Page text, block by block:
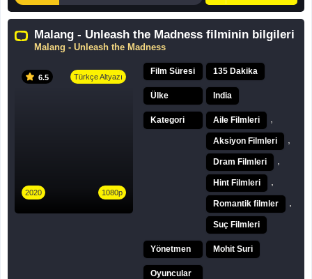
Malang - Unleash the Madness filminin bilgileri
Malang - Unleash the Madness
6.5 Türkçe Altyazı
2020 1080p
Film Süresi 135 Dakika
Ülke India
Kategori Aile Filmleri
Aksiyon Filmleri
Dram Filmleri
Hint Filmleri
Romantik filmler
Suç Filmleri
Yönetmen Mohit Suri
Oyuncular